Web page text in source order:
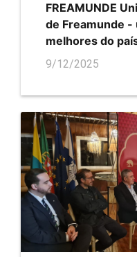
FREAMUNDE
de Freamunde -
melhores do
9/12/2025